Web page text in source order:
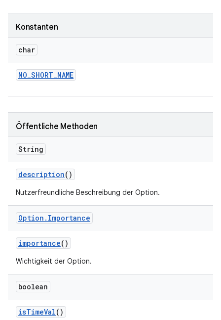
Konstanten
char
NO_SHORT_NAME
Öffentliche Methoden
String
description()
Nutzerfreundliche Beschreibung der Option.
Option . Importance
importance()
Wichtigkeit der Option.
boolean
isTimeVal()